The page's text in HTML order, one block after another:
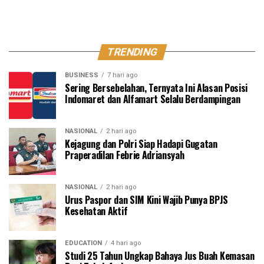
TRENDING
BUSINESS 7 hari ago
Sering Bersebelahan, Ternyata Ini Alasan Posisi
Indomaret dan Alfamart Selalu Berdampingan
NASIONAL 2 hari ago
Kejagung dan Polri Siap Hadapi Gugatan
Praperadilan Febrie Adriansyah
NASIONAL 2 hari ago
Urus Paspor dan SIM Kini Wajib Punya BPJS
Kesehatan Aktif
EDUCATION 4 hari ago
Studi 25 Tahun Ungkap Bahaya Jus Buah Kemasan